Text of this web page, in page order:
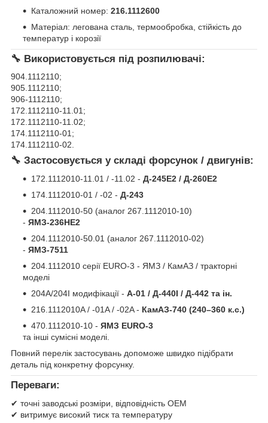
Каталожний номер: 216.1112600
Матеріал: легована сталь, термообробка, стійкість до
температур і корозії
🔧 Використовується під розпилювачі:
904.1112110;
905.1112110;
906-1112110;
172.1112110-11.01;
172.1112110-11.02;
174.1112110-01;
174.1112110-02.
🔧 Застосовується у складі форсунок / двигунів:
172.1112010-11.01 / -11.02 - Д-245Е2 / Д-260Е2
174.1112010-01 / -02 - Д-243
204.1112010-50 (аналог 267.1112010-10)
- ЯМЗ-236НЕ2
204.1112010-50.01 (аналог 267.1112010-02)
- ЯМЗ-7511
204.1112010 серії EURO-3 - ЯМЗ / КамАЗ / тракторні
моделі
204А/204І модифікації - А-01 / Д-440І / Д-442 та ін.
216.1112010A / -01A / -02A - КамАЗ-740 (240–360 к.с.)
470.1112010-10 - ЯМЗ EURO-3
та інші сумісні моделі.
Повний перелік застосувань допоможе швидко підібрати
деталь під конкретну форсунку.
Переваги:
✔ точні заводські розміри, відповідність OEM
✔ витримує високий тиск та температуру